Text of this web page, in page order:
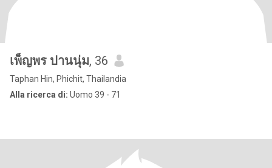
เพ็ญพร ปานนุ่ม, 36
Taphan Hin, Phichit, Thailandia
Alla ricerca di: Uomo 39 - 71